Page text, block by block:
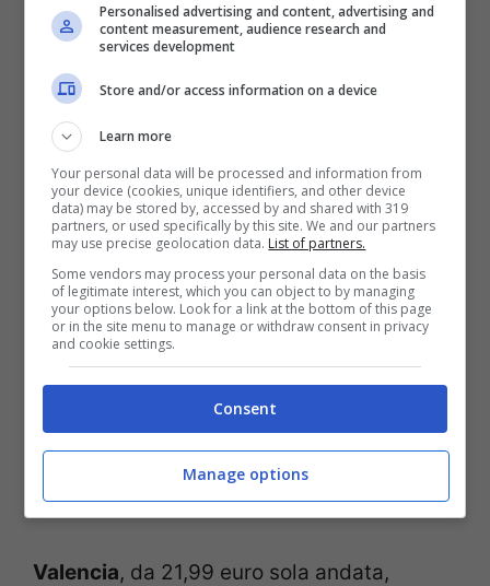
2017
Cagliari
Madrid, da 19,99 euro sola andata,
partenza giovedì 21 settembre 2017
Palma di Maiorca (Baleari), da 22,84 euro
sola andata, partenza domenica 24
settembre 2017
Bruxelles (Charleroi), da 14,99 euro sola
andata, partenza martedì 26 settembre
2017
Valencia, da 21,99 euro sola andata,
Personalised advertising and content, advertising and
content measurement, audience research and
services development
Store and/or access information on a device
Learn more
Your personal data will be processed and information from
your device (cookies, unique identifiers, and other device
data) may be stored by, accessed by and shared with 319
partners, or used specifically by this site. We and our partners
may use precise geolocation data. List of partners.
Some vendors may process your personal data on the basis
of legitimate interest, which you can object to by managing
your options below. Look for a link at the bottom of this page
or in the site menu to manage or withdraw consent in privacy
and cookie settings.
Consent
Manage options